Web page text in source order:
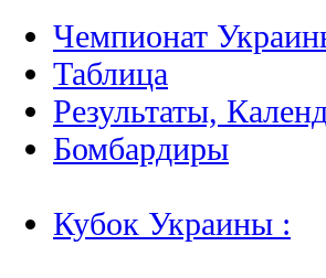
Чемпионат
Таблица
Результаты,
Бомбардиры
Кубок Украины :